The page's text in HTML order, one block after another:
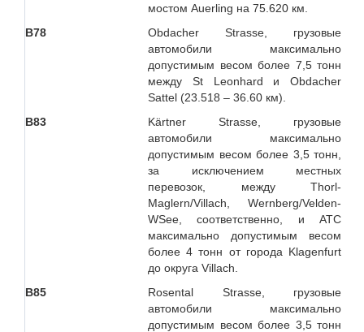
мостом Auerling на 75.620 км.
B78
Obdacher Strasse, грузовые
автомобили максимально
допустимым весом более 7,5 тонн
между St Leonhard и Obdacher
Sattel (23.518 – 36.60 км).
В83
Kärtner Strasse, грузовые
автомобили максимально
допустимым весом более 3,5 тонн,
за исключением местных
перевозок, между Thorl-
Maglern/Villach, Wernberg/Velden-
WSee, соответственно, и АТС
максимально допустимым весом
более 4 тонн от города Klagenfurt
до округа Villach.
B85
Rosental Strasse, грузовые
автомобили максимально
допустимым весом более 3,5 тонн